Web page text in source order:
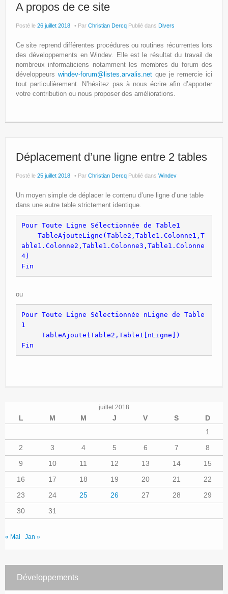
Site Principal
Politique de confidentialité
A propos de ce site
Posté le 26 juillet 2018 Par Christian Dercq Publié dans Divers
Ce site reprend différentes procédures ou routines récurrentes lors
des développements en Windev. Elle est le résultat du travail de
nombreux informaticiens notamment les membres du forum des
développeurs windev-forum@listes.arvalis.net que je remercie ici
tout particulièrement. N’hésitez pas à nous écrire afin d’apporter
votre contribution ou nous proposer des améliorations.
Déplacement d’une ligne entre 2 tables
Posté le 25 juillet 2018 Par Christian Dercq Publié dans Windev
Un moyen simple de déplacer le contenu d’une ligne d’une table
dans une autre table strictement identique.
Pour Toute Ligne Sélectionnée de Table1
TableAjouteLigne(Table2,Table1.Colonne1,T
able1.Colonne2,Table1.Colonne3,Table1.Colonne
4)
Fin
ou
Pour Toute Ligne Sélectionnée nLigne de Table
1
TableAjoute(Table2,Table1[nLigne])
Fin
juillet 2018
L M M J V S
D
1
2
3 4 5 6 7
8
9
10 11 12 13 14
15
16
17 18 19 20 21
22
23
24 25 26 27 28
29
30
31
« Mai Jan »
Développements